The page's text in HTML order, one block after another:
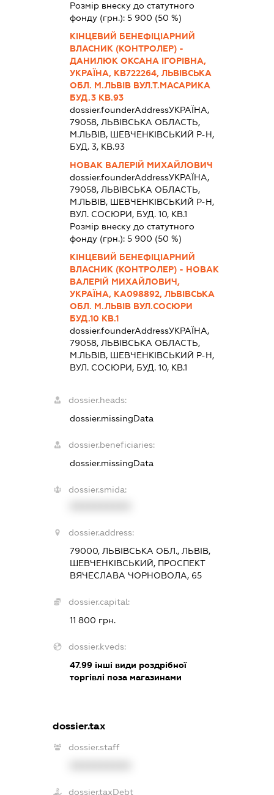
Розмір внеску до статутного
фонду (грн.):5 900 (50 %)
КІНЦЕВИЙ БЕНЕФІЦІАРНИЙ
ВЛАСНИК (КОНТРОЛЕР) -
ДАНИЛЮК ОКСАНА ІГОРІВНА,
УКРАЇНА, КВ722264, ЛЬВІВСЬКА
ОБЛ. М.ЛЬВІВ ВУЛ.Т.МАСАРИКА
БУД.3 КВ.93
dossier.founderAddressУКРАЇНА,
79058, ЛЬВIВСЬКА ОБЛАСТЬ,
М.ЛЬВІВ, ШЕВЧЕНКІВСЬКИЙ Р-Н,
БУД. 3, КВ.93
НОВАК ВАЛЕРІЙ МИХАЙЛОВИЧ
dossier.founderAddressУКРАЇНА,
79058, ЛЬВIВСЬКА ОБЛАСТЬ,
М.ЛЬВІВ, ШЕВЧЕНКІВСЬКИЙ Р-Н,
ВУЛ. СОСЮРИ, БУД. 10, КВ.1
Розмір внеску до статутного
фонду (грн.):5 900 (50 %)
КІНЦЕВИЙ БЕНЕФІЦІАРНИЙ
ВЛАСНИК (КОНТРОЛЕР) - НОВАК
ВАЛЕРІЙ МИХАЙЛОВИЧ,
УКРАЇНА, КА098892, ЛЬВІВСЬКА
ОБЛ. М.ЛЬВІВ ВУЛ.СОСЮРИ
БУД.10 КВ.1
dossier.founderAddressУКРАЇНА,
79058, ЛЬВIВСЬКА ОБЛАСТЬ,
М.ЛЬВІВ, ШЕВЧЕНКІВСЬКИЙ Р-Н,
ВУЛ. СОСЮРИ, БУД. 10, КВ.1
dossier.heads:
dossier.missingData
dossier.beneficiaries:
dossier.missingData
dossier.smida:
dossier.address:
79000, ЛЬВІВСЬКА ОБЛ., ЛЬВІВ,
ШЕВЧЕНКІВСЬКИЙ, ПРОСПЕКТ
ВЯЧЕСЛАВА ЧОРНОВОЛА, 65
dossier.capital:
11 800 грн.
dossier.kveds:
47.99 інші види роздрібної
торгівлі поза магазинами
dossier.tax
dossier.staff
dossier.taxDebt